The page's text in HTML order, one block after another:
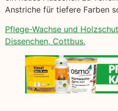
Anstriche für tiefere Farben
Pflege-Wachse und
Dissenchen, Cottbus.